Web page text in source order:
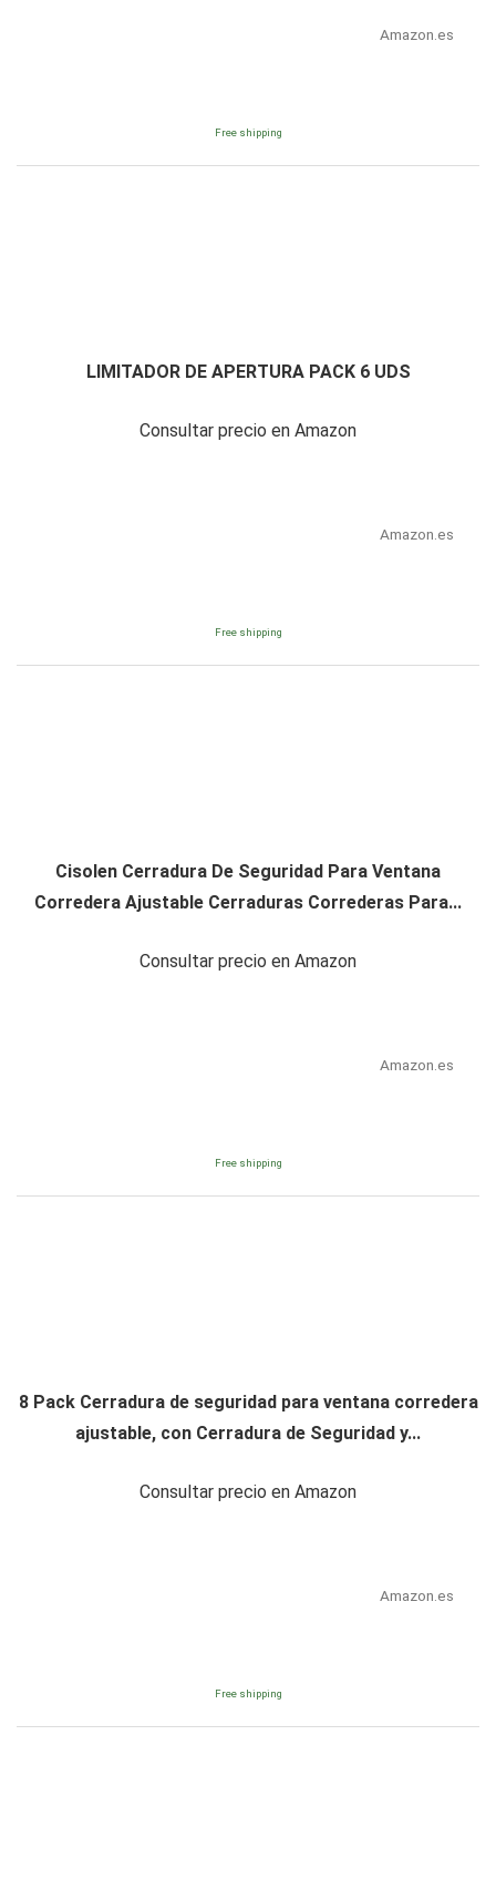
Amazon.es
Free shipping
LIMITADOR DE APERTURA PACK 6 UDS
Consultar precio en Amazon
Amazon.es
Free shipping
Cisolen Cerradura De Seguridad Para Ventana
Corredera Ajustable Cerraduras Correderas Para...
Consultar precio en Amazon
Amazon.es
Free shipping
8 Pack Cerradura de seguridad para ventana corredera
ajustable, con Cerradura de Seguridad y...
Consultar precio en Amazon
Amazon.es
Free shipping